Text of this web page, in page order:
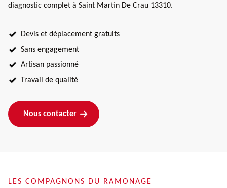
diagnostic complet à Saint Martin De Crau 13310.
Devis et déplacement gratuits
Sans engagement
Artisan passionné
Travail de qualité
Nous contacter
LES COMPAGNONS DU RAMONAGE